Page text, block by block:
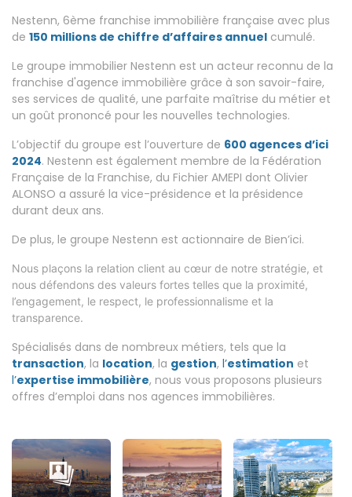
Nestenn, 6ème franchise immobilière française avec plus
de 150 millions de chiffre d’affaires annuel cumulé.
Le groupe immobilier Nestenn est un acteur reconnu de la
franchise d'agence immobilière grâce à son savoir-faire,
ses services de qualité, une parfaite maîtrise du métier et
un goût prononcé pour les nouvelles technologies.
L’objectif du groupe est l’ouverture de 600 agences d’ici
2024. Nestenn est également membre de la Fédération
Française de la Franchise, du Fichier AMEPI dont Olivier
ALONSO a assuré la vice-présidence et la présidence
durant deux ans.
De plus, le groupe Nestenn est actionnaire de Bien’ici.
Nous plaçons la relation client au cœur de notre stratégie, et
nous défendons des valeurs fortes telles que la proximité,
l’engagement, le respect, le professionnalisme et la
transparence.
Spécialisés dans de nombreux métiers, tels que la
transaction, la location, la gestion, l’estimation et
l’expertise immobilière, nous vous proposons plusieurs
offres d’emploi dans nos agences immobilières.